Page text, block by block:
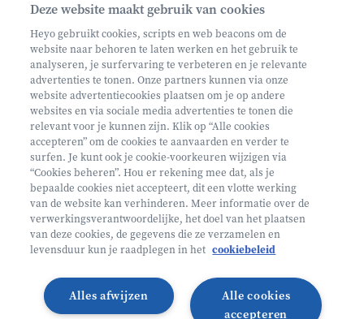
Schrijf je in op onze nieuwsbrief
Volg ons op
Volg onze Facebook pagina
Volg onze Instagram pagina
Volg onze LinkedIn pagina
Volg onze TikTok pagina
Partner van Helan
Toegankelijkheidsverklaring ↗
Cookie policy
Algemene voorwaarden
Integriteitsbeleid
Deze website maakt gebruik van cookies
Heyo gebruikt cookies, scripts en web beacons om de
website naar behoren te laten werken en het gebruik te
analyseren, je surfervaring te verbeteren en je relevante
advertenties te tonen. Onze partners kunnen via onze
website advertentiecookies plaatsen om je op andere
websites en via sociale media advertenties te tonen die
relevant voor je kunnen zijn. Klik op “Alle cookies
accepteren” om de cookies te aanvaarden en verder te
surfen. Je kunt ook je cookie-voorkeuren wijzigen via
“Cookies beheren”. Hou er rekening mee dat, als je
bepaalde cookies niet accepteert, dit een vlotte werking
van de website kan verhinderen. Meer informatie over de
verwerkingsverantwoordelijke, het doel van het plaatsen
van deze cookies, de gegevens die ze verzamelen en
levensduur kun je raadplegen in het cookiebeleid
Alle cookies
accepteren
Alles afwijzen